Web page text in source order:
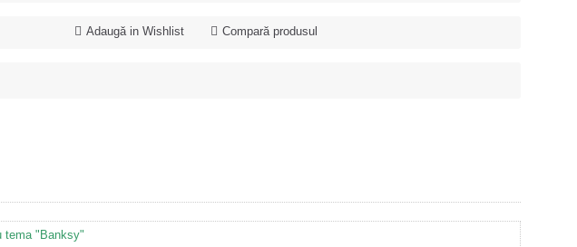
Adaugă in Wishlist Compară produsul